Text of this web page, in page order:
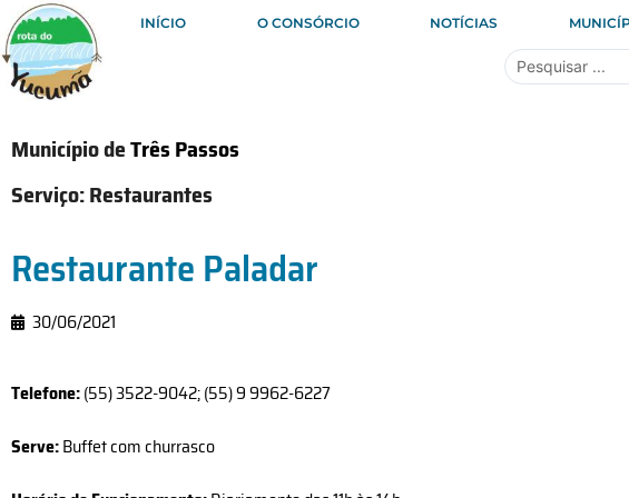
INÍCIO O CONSÓRCIO NOTÍCIAS
Município deTrês Passos
Serviço:Restaurantes
Restaurante Paladar
30/06/2021
Telefone:(55) 3522-9042; (55) 9 9962-6227
Serve:Buffet com churrasco